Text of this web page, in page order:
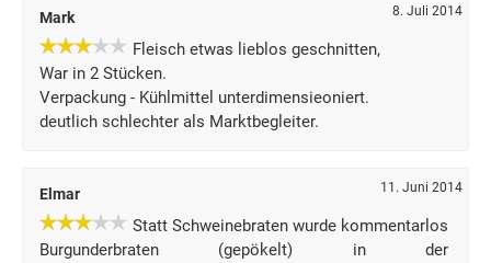
Mark 8. Juli 2014
Fleisch etwas lieblos geschnitten,
War in 2 Stücken.
Verpackung - Kühlmittel unterdimensieoniert.
deutlich schlechter als Marktbegleiter.
Elmar 11. Juni 2014
Statt Schweinebraten wurde kommentarlos
Burgunderbraten (gepökelt) in der